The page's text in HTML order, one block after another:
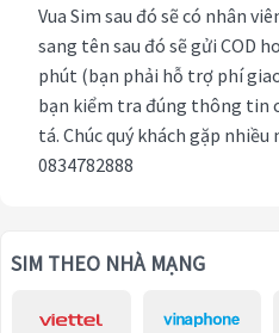
Vua Sim sau đó sẽ có nhân
sang tên sau đó sẽ gửi COD
phút (bạn phải hỗ trợ phí
bạn kiểm tra đúng thông tin
tá. Chúc quý khách gặp
0834782888
SIM THEO NHÀ MẠNG